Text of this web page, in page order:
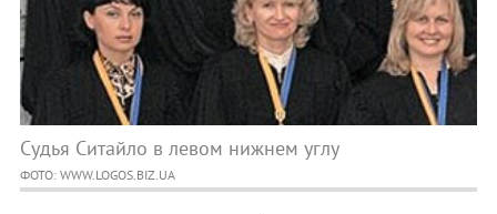
Судья Ситайло в левом нижнем углу
ФОТО: WWW.LOGOS.BIZ.UA